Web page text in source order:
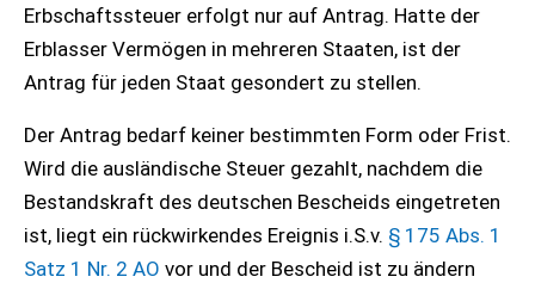
Erbschaftssteuer erfolgt nur auf Antrag. Hatte der
Erblasser Vermögen in mehreren Staaten, ist der
Antrag für jeden Staat gesondert zu stellen.
Der Antrag bedarf keiner bestimmten Form oder Frist.
Wird die ausländische Steuer gezahlt, nachdem die
Bestandskraft des deutschen Bescheids eingetreten
ist, liegt ein rückwirkendes Ereignis i.S.v. § 175 Abs. 1
Satz 1 Nr. 2 AO vor und der Bescheid ist zu ändern